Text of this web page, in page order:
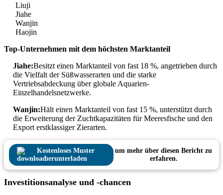
Liuji
Jiahe
Wanjin
Haojin
Top-Unternehmen mit dem höchsten Marktanteil
Jiahe:Besitzt einen Marktanteil von fast 18 %, angetrieben durch
die Vielfalt der Süßwasserarten und die starke
Vertriebsabdeckung über globale Aquarien-
Einzelhandelsnetzwerke.
Wanjin:Hält einen Marktanteil von fast 15 %, unterstützt durch
die Erweiterung der Zuchtkapazitäten für Meeresfische und den
Export erstklassiger Zierarten.
Kostenloses Muster
herunterladen
um mehr über diesen Bericht zu
erfahren.
Investitionsanalyse und -chancen